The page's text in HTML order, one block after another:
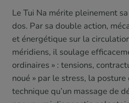
Le Tui Na mérite pleinement
dos. Par sa double action,
et énergétique sur la
méridiens, il soulage
ordinaires » : tensions,
noué » par le stress, la
technique qu’un massage de